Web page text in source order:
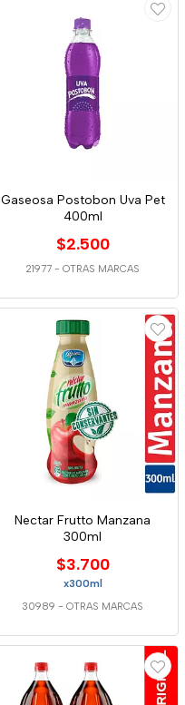
Gaseosa Postobon Uva Pet
400ml
$2.500
21977 - OTRAS MARCAS
Nectar Frutto Manzana
300ml
$3.700
x300ml
30989 - OTRAS MARCAS